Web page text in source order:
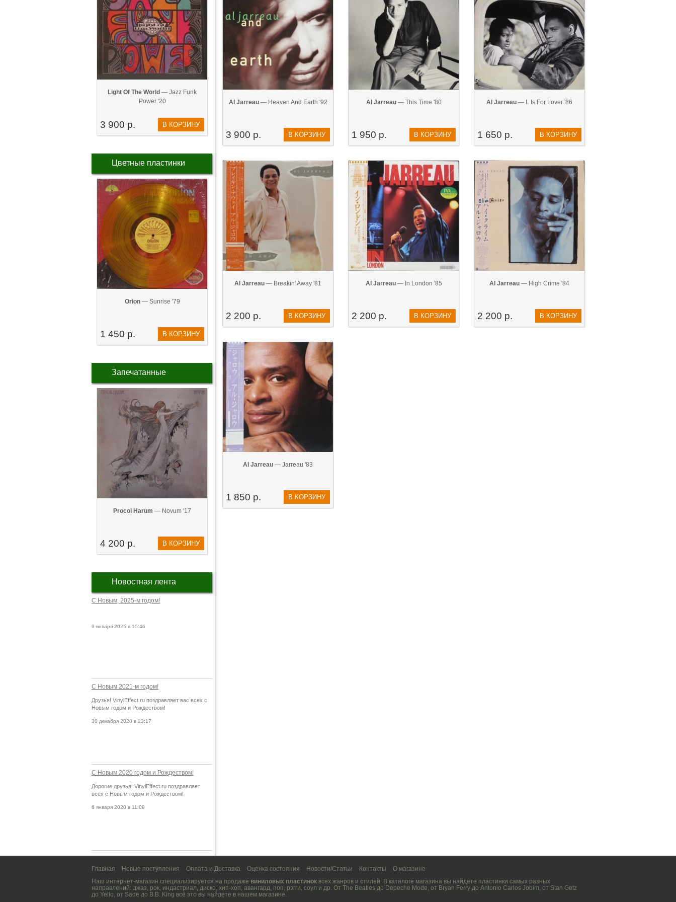
Light Of The World — Jazz Funk
Power '20
3 900 р. В КОРЗИНУ
Цветные пластинки
Orion— Sunrise '79
1 450 р. В КОРЗИНУ
Запечатанные
Procol Harum — Novum '17
4 200 р. В КОРЗИНУ
Новостная лента
С Новым, 2025-м годом!
9 января 2025 в 15:46
С Новым 2021-м годом!
Друзья! VinylEffect.ru поздравляет вас всех с
Новым годом и Рождеством!
30 декабря 2020 в 23:17
С Новым 2020 годом и Рождеством!
Дорогие друзья! VinylEffect.ru поздравляет
всех с Новым годом и Рождеством!
6 января 2020 в 11:09
Al Jarreau— Heaven And Earth '92
3 900 р. В КОРЗИНУ
Al Jarreau— This Time '80
1 950 р. В КОРЗИНУ
Al Jarreau — L Is For Lover '86
1 650 р. В КОРЗИНУ
Al Jarreau — Breakin' Away '81
2 200 р. В КОРЗИНУ
Al Jarreau— In London '85
2 200 р. В КОРЗИНУ
Al Jarreau — High Crime '84
2 200 р. В КОРЗИНУ
Al Jarreau — Jarreau '83
1 850 р. В КОРЗИНУ
Главная Новые поступления Оплата и Доставка Оценка состояния Новости/Статьи Контакты
О магазине
Наш интернет-магазин специализируется на продаже виниловых пластинок всех жанров и стилей. В каталоге магазина вы найдете пластинки самых разных
направлений: джаз, рок, индастриал, диско, хип-хоп, авангард, поп, рэгги, соул и др. От The Beatles до Depeche Mode, от Bryan Ferry до Antonio Carlos Jobim, от Stan Getz
до Yello, от Sade до B.B. King всё это вы найдете в нашем магазине.